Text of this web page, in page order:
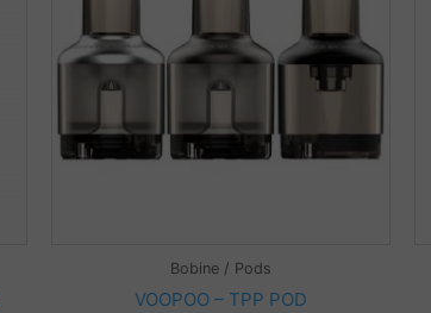
Bobine / Pods
VOOPOO – TPP POD